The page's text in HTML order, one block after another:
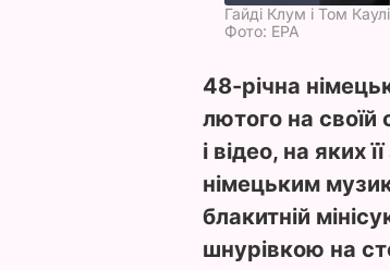
Гайді Клум і Том
Фото: EPA
48-річна
лютого на своїй
і відео, на яких
німецьким
блакитній
шнурівкою на